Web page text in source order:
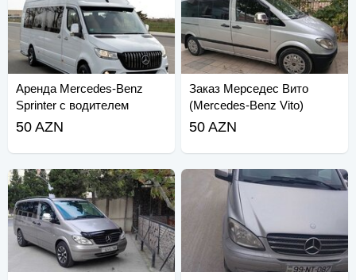
Аренда Mercedes-Benz
Sprinter с водителем
(Mercedes-Benz Sprinter).
50 AZN
Заказ Мерседес Вито
(Mercedes-Benz Vito)
50 AZN